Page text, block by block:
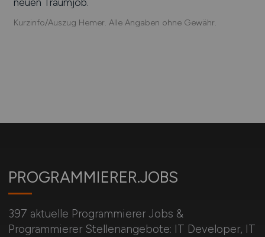
Kurzinfo/Auszug Hemer. Alle Angaben ohne Gewähr.
PROGRAMMIERER.JOBS
397 aktuelle Programmierer Jobs &
Programmierer Stellenangebote: IT Developer, IT